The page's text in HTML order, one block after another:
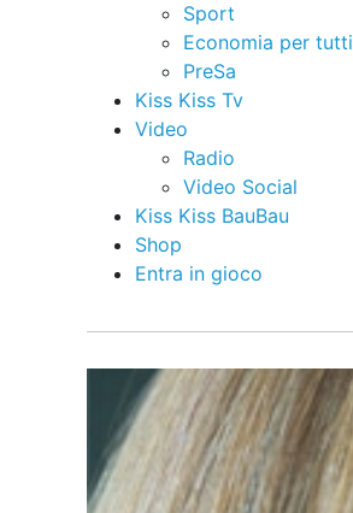
Sport
Economia per tutti
PreSa
Kiss Kiss Tv
Video
Radio
Video Social
Kiss Kiss BauBau
Shop
Entra in gioco